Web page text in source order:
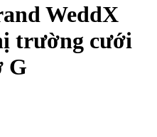
WeddX
trường cưới
G